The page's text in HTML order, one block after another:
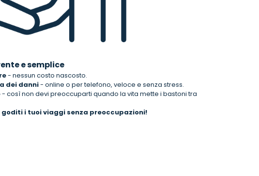
e semplice
- nessun costo nascosto.
dei danni- online o per telefono, veloce e senza stress.
- così non devi preoccuparti quando la vita mette i bastoni tra
i tuoi viaggi senza preoccupazioni!